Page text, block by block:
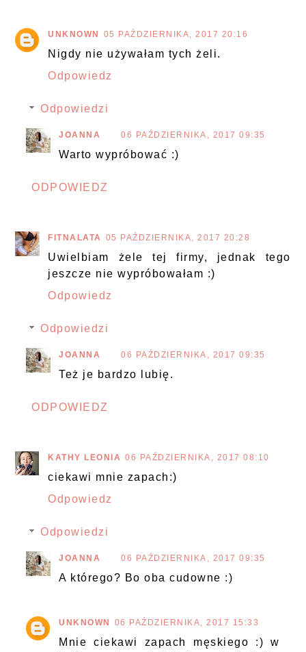
UNKNOWN 05 PAŹDZIERNIKA, 2017 20:16
Nigdy nie używałam tych żeli.
Odpowiedz
Odpowiedzi
JOANNA 06 PAŹDZIERNIKA, 2017 09:35
Warto wypróbować :)
ODPOWIEDZ
FITNALATA 05 PAŹDZIERNIKA, 2017 20:28
Uwielbiam żele tej firmy, jednak tego
jeszcze nie wypróbowałam :)
Odpowiedz
Odpowiedzi
JOANNA 06 PAŹDZIERNIKA, 2017 09:35
Też je bardzo lubię.
ODPOWIEDZ
KATHY LEONIA 06 PAŹDZIERNIKA, 2017 08:10
ciekawi mnie zapach:)
Odpowiedz
Odpowiedzi
JOANNA 06 PAŹDZIERNIKA, 2017 09:35
A którego? Bo oba cudowne :)
UNKNOWN 06 PAŹDZIERNIKA, 2017 15:33
Mnie ciekawi zapach męskiego :) w